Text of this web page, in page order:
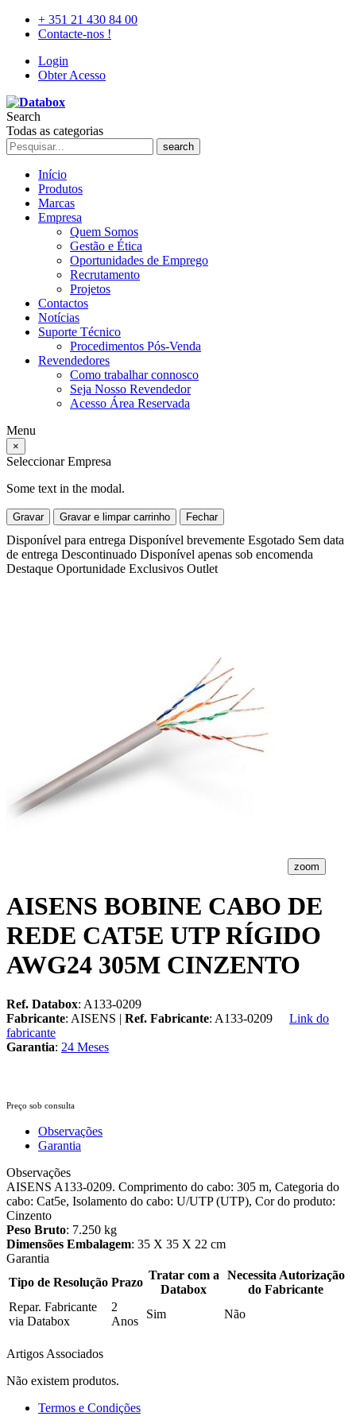
+ 351 21 430 84 00
Contacte-nos !
Login
Obter Acesso
Search
Todas as categorias
search
Início
Produtos
Marcas
Empresa
Quem Somos
Gestão e Ética
Oportunidades de Emprego
Recrutamento
Projetos
Contactos
Notícias
Suporte Técnico
Procedimentos Pós-Venda
Revendedores
Como trabalhar connosco
Seja Nosso Revendedor
Acesso Área Reservada
Menu
×
Seleccionar Empresa
Some text in the modal.
Gravar Gravar e limpar carrinho Fechar
Disponível para entrega Disponível brevemente Esgotado Sem data
de entrega Descontinuado Disponível apenas sob encomenda
Destaque Oportunidade Exclusivos Outlet
zoom
AISENS BOBINE CABO DE
REDE CAT5E UTP RÍGIDO
AWG24 305M CINZENTO
Ref. Databox: A133-0209
Fabricante: AISENS | Ref. Fabricante: A133-0209
Link do
fabricante
Garantia: 24 Meses
Preço sob consulta
Observações
Garantia
Observações
AISENS A133-0209. Comprimento do cabo: 305 m, Categoria do
cabo: Cat5e, Isolamento do cabo: U/UTP (UTP), Cor do produto:
Cinzento
Peso Bruto: 7.250 kg
Dimensões Embalagem: 35 X 35 X 22 cm
Garantia
Tipo de Resolução Prazo
Tratar com a
Databox
Necessita Autorização
do Fabricante
Repar. Fabricante
via Databox
2
Anos
Sim Não
Artigos Associados
Não existem produtos.
Termos e Condições